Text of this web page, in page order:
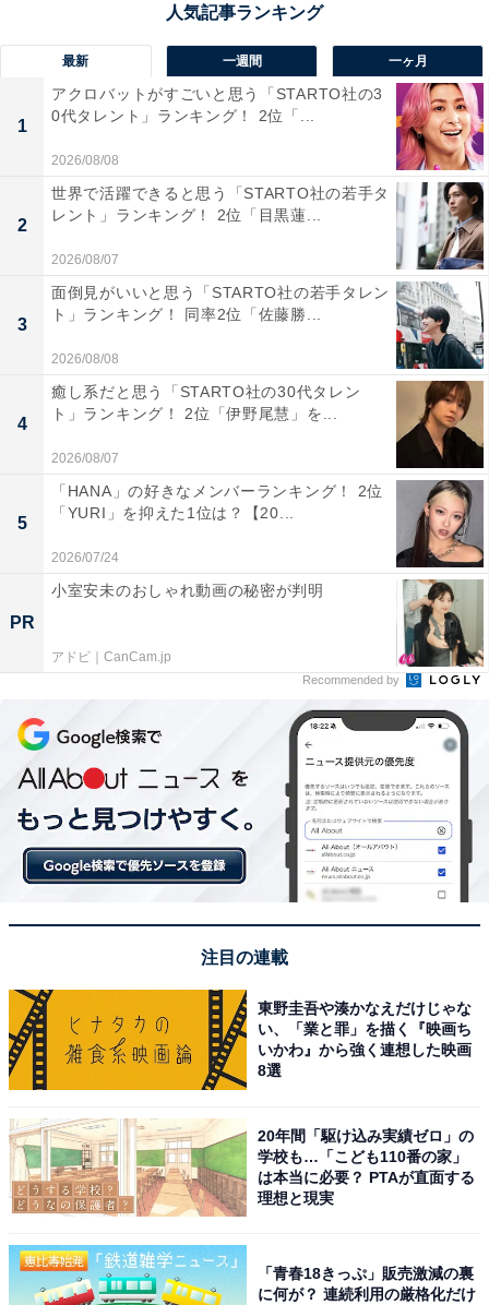
1位：南部鉄器／194票
岩手県南部地方、特に盛岡市や奥州市で作られる南部鉄
器が、他の工芸品を圧倒的な票差で抑えて1位となりま
した。鉄瓶や急須は耐久性や保温性に優れ、現代の生活
でも実用性の高い工芸品として人気です。国内外での知
名度も非常に高く、日本の伝統と実用性を兼ね備えた工
芸品として、圧倒的な支持を集めました。
回答者からは「鉄瓶で沸かしたお湯は口当たりがまろや
かになると言われており、実用性が高い上に、使い込む
ほどに風合いが増すため、一生ものとして愛用できるか
ら」（40代女性／福井県）、「社会の教科書に出てきた
ことがあって実物を見てみたいから」（20代女性／北海
道）、「いろいろな風鈴を持っているが南部鉄器の風鈴
の音が一番良い」（40代男性／千葉県）といった声が集
まりました。
※回答者からのコメントは原文ママです
次ページ 4位までのランキング結果を見る
最新 一週間 一ヶ月
1
アクロバットがすごいと思う「STARTO社の3
0代タレント」ランキング！ 2位「...
2026/08/08
2
世界で活躍できると思う「STARTO社の若手タ
レント」ランキング！ 2位「目黒蓮...
2026/08/07
3
面倒見がいいと思う「STARTO社の若手タレン
ト」ランキング！ 同率2位「佐藤勝...
2026/08/08
4
癒し系だと思う「STARTO社の30代タレン
ト」ランキング！ 2位「伊野尾慧」を...
2026/08/07
5
「HANA」の好きなメンバーランキング！ 2位
「YURI」を抑えた1位は？【20...
2026/07/24
PR
小室安未のおしゃれ動画の秘密が判明
アドビ｜CanCam.jp
Recommended by
注目の連載
東野圭吾や湊かなえだけじゃな
い、「業と罪」を描く『映画ち
いかわ』から強く連想した映画
8選
20年間「駆け込み実績ゼロ」の
学校も…「こども110番の家」
は本当に必要？ PTAが直面する
理想と現実
「青春18きっぷ」販売激減の裏
に何が？ 連続利用の厳格化だけ